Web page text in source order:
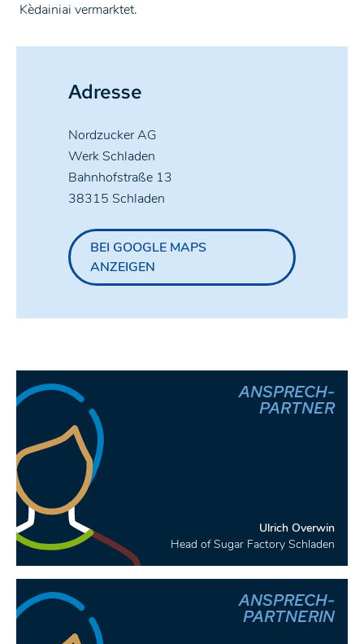
Kèdainiai vermarktet.
Adresse
Nordzucker AG
Werk Schladen
Bahnhofstraße 13
38315 Schladen
BEI GOOGLE MAPS
ANZEIGEN
ANSPRECH-
PARTNER
Ulrich Overwin
Head of Sugar Factory Schladen
ANSPRECH-
PARTNERIN